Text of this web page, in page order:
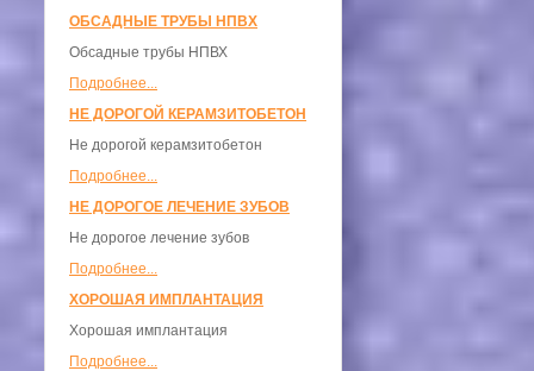
ОБСАДНЫЕ ТРУБЫ НПВХ
Обсадные трубы НПВХ
Подробнее...
НЕ ДОРОГОЙ КЕРАМЗИТОБЕТОН
Не дорогой керамзитобетон
Подробнее...
НЕ ДОРОГОЕ ЛЕЧЕНИЕ ЗУБОВ
Не дорогое лечение зубов
Подробнее...
ХОРОШАЯ ИМПЛАНТАЦИЯ
Хорошая имплантация
Подробнее...